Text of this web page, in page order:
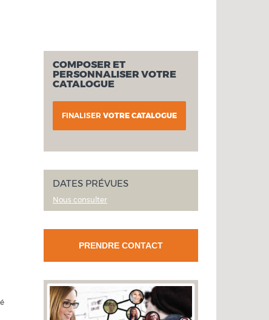
COMPOSER ET
PERSONNALISER VOTRE
CATALOGUE
FINALISER VOTRE CATALOGUE
DATES PRÉVUES
Nous consulter
PRENDRE CONTACT